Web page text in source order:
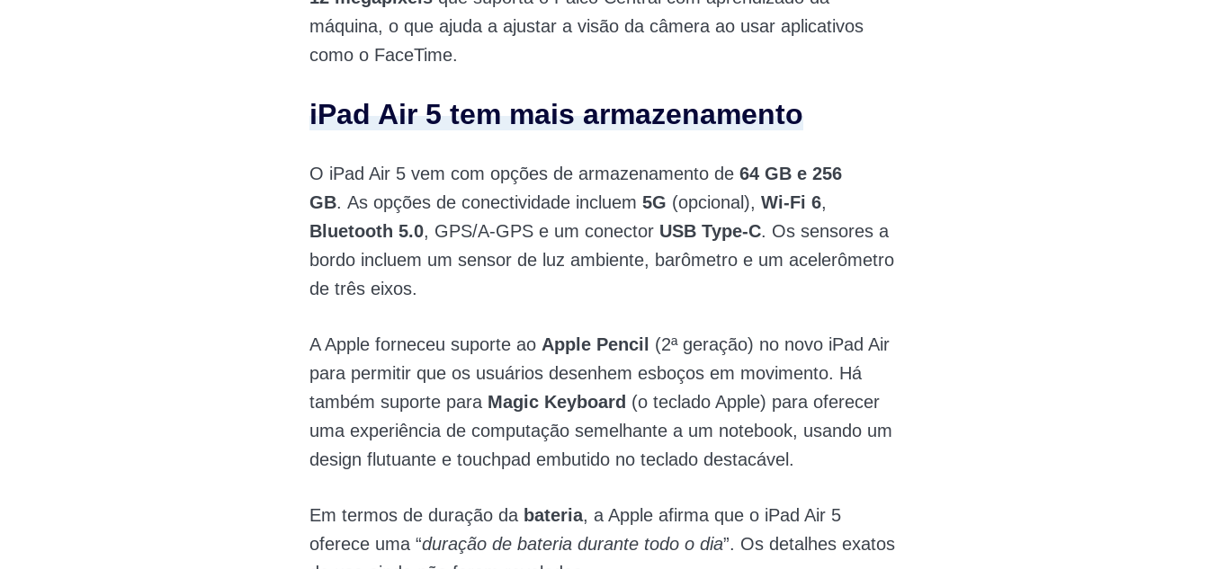
máquina, o que ajuda a ajustar a visão da câmera ao usar aplicativos
como o FaceTime.
iPad Air 5 tem mais armazenamento
O iPad Air 5 vem com opções de armazenamento de 64 GB e 256
GB. As opções de conectividade incluem 5G (opcional), Wi-Fi 6,
Bluetooth 5.0, GPS/A-GPS e um conector USB Type-C. Os sensores a
bordo incluem um sensor de luz ambiente, barômetro e um acelerômetro
de três eixos.
A Apple forneceu suporte ao Apple Pencil
(2ª geração) no novo iPad Air
para permitir que os usuários desenhem esboços em movimento. Há
também suporte para Magic Keyboard (o teclado Apple) para oferecer
uma experiência de computação semelhante a um notebook, usando um
design flutuante e touchpad embutido no teclado destacável.
Em termos de duração da bateria, a Apple afirma que o iPad Air 5
oferece uma “duração de bateria durante todo o dia”. Os detalhes exatos